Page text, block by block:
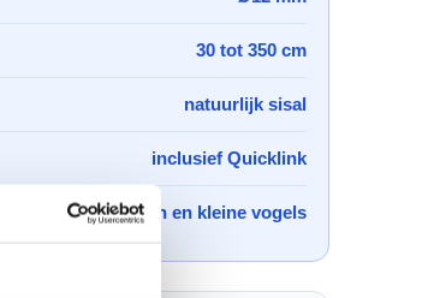
30 tot 350 cm
natuurlijk sisal
inclusief Quicklink
parkieten en kleine vogels